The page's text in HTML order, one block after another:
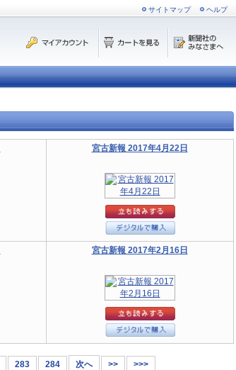
サイトマップ ヘルプ
宮古新報 2017年4月22日
宮古新報 2017年2月16日
283 284 次へ >> >>>